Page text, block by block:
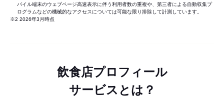
バイル端末のウェブページ高速表示に伴う利用者数の重複や、第三者による自動収集プ
ログラムなどの機械的なアクセスについては可能な限り排除して計測しています。
※2 2026年3月時点
飲食店プロフィール
サービスとは？